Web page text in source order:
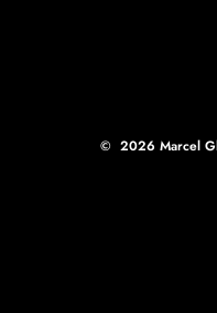
©2026 Marcel